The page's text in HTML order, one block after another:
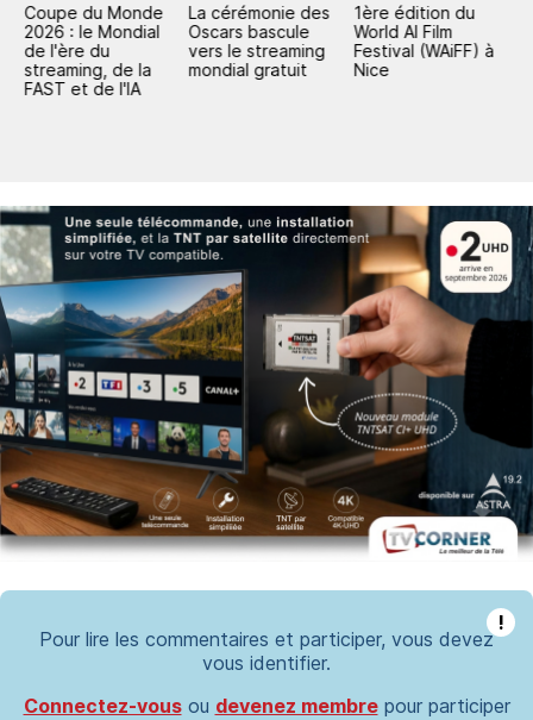
Coupe du Monde
2026 : le Mondial
de l'ère du
streaming, de la
FAST et de l'IA
La cérémonie des
Oscars bascule
vers le streaming
mondial gratuit
1ère édition du
World AI Film
Festival (WAiFF) à
Nice
!
Pour lire les commentaires et participer, vous devez
vous identifier.
Connectez-vousou devenez membrepour participer